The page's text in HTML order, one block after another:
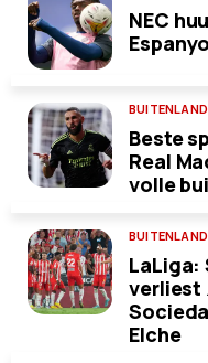
NEC
Beste
Real
volle
LaLiga:
verliest
Elche